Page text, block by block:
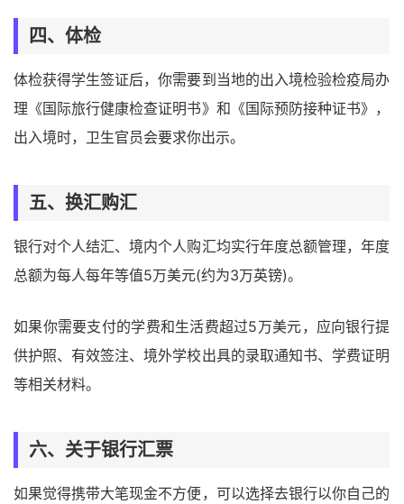
四、体检
体检获得学生签证后，你需要到当地的出入境检验检疫局办
理《国际旅行健康检查证明书》和《国际预防接种证书》，
出入境时，卫生官员会要求你出示。
五、换汇购汇
银行对个人结汇、境内个人购汇均实行年度总额管理，年度
总额为每人每年等值5万美元(约为3万英镑)。
如果你需要支付的学费和生活费超过5万美元，应向银行提
供护照、有效签注、境外学校出具的录取通知书、学费证明
等相关材料。
六、关于银行汇票
如果觉得携带大笔现金不方便，可以选择去银行以你自己的